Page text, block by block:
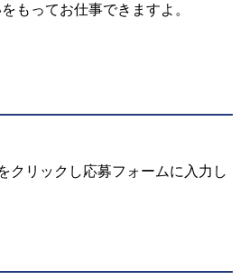
もってお仕事できますよ。
クリックし応募フォームに入力し